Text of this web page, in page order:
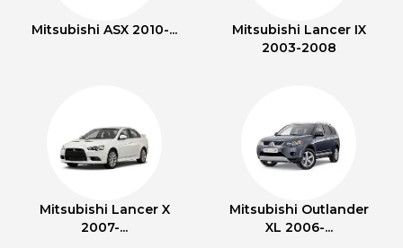
Mitsubishi ASX 2010-...
Mitsubishi Lancer IX
2003-2008
Mitsubishi Lancer X
2007-...
Mitsubishi Outlander
XL 2006-...